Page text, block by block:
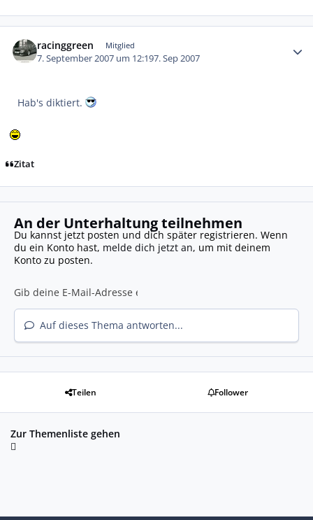
racinggreen Mitglied
7. September 2007 um 12:197. Sep 2007
Hab's diktiert.
Zitat
An der Unterhaltung teilnehmen
Du kannst jetzt posten und dich später registrieren. Wenn
du ein Konto hast, melde dich jetzt an, um mit deinem
Konto zu posten.
Auf dieses Thema antworten...
Teilen Follower
Zur Themenliste gehen